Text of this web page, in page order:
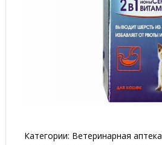
Категории: Ветеринарная аптека